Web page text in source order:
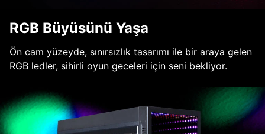
RGB Büyüsünü Yaşa
Ön cam yüzeyde, sınırsızlık tasarımı ile bir araya gelen
RGB ledler, sihirli oyun geceleri için seni bekliyor.